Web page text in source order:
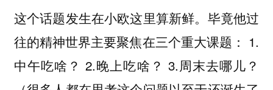
这个话题发生在小欧这里算新鲜。毕竟他过
往的精神世界主要聚焦在三个重大课题： 1.
中午吃啥？ 2.晚上吃啥？ 3.周末去哪儿？